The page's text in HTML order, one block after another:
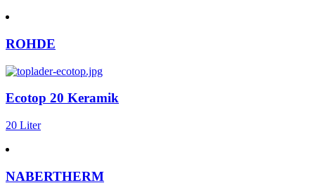
ROHDE
Ecotop 20 Keramik
20 Liter
NABERTHERM